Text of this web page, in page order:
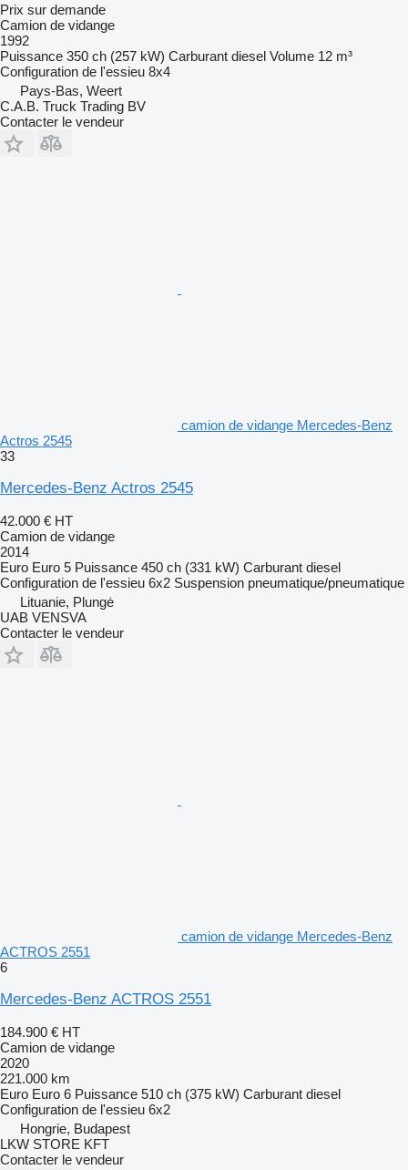
Prix sur demande
Camion de vidange
1992
Puissance 350 ch (257 kW) Carburant diesel Volume 12 m³
Configuration de l'essieu 8x4
Pays-Bas, Weert
C.A.B. Truck Trading BV
Contacter le vendeur
camion de vidange Mercedes-Benz
Actros 2545
33
Mercedes-Benz Actros 2545
42.000 € HT
Camion de vidange
2014
Euro Euro 5 Puissance 450 ch (331 kW) Carburant diesel
Configuration de l'essieu 6x2 Suspension pneumatique/pneumatique
Lituanie, Plungė
UAB VENSVA
Contacter le vendeur
camion de vidange Mercedes-Benz
ACTROS 2551
6
Mercedes-Benz ACTROS 2551
184.900 € HT
Camion de vidange
2020
221.000 km
Euro Euro 6 Puissance 510 ch (375 kW) Carburant diesel
Configuration de l'essieu 6x2
Hongrie, Budapest
LKW STORE KFT
Contacter le vendeur